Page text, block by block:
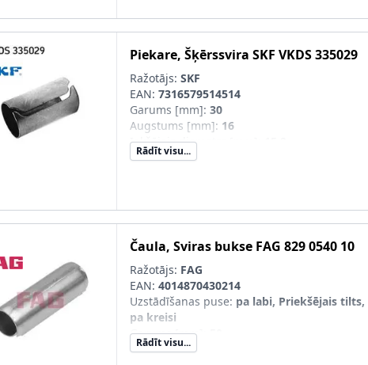
Piekare, Šķērssvira SKF VKDS 335029
Ražotājs: SKF
EAN: 7316579514514
Garums [mm]: 30
Augstums [mm]: 16
Iekšējais diametrs [mm]
Ārējais diametrs [mm]
Rādīt visu...
Čaula, Sviras bukse FAG 829 0540 10
Ražotājs: FAG
EAN: 4014870430214
Uzstādīšanas puse: pa labi, Priekšējais tilts,
pa kreisi
Garums [mm]
Iekšējais diametrs [mm]
Rādīt visu...